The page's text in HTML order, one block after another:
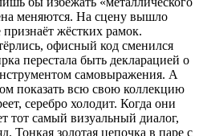
меняются. На сцену вышло
жёстких рамок.
офисный код сменился
перестала быть декларацией о
самовыражения. А
показать всю свою коллекцию
серебро холодит. Когда они
тот самый визуальный диалог,
Тонкая золотая цепочка в паре с